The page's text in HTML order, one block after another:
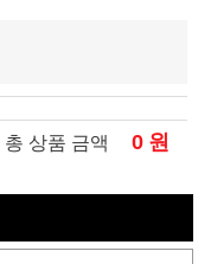
총 상품 금액 0 원